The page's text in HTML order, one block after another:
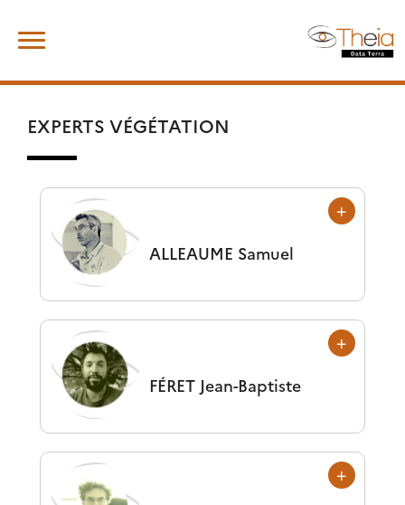
content
EXPERTS VÉGÉTATION
ALLEAUME Samuel
FÉRET Jean-Baptiste